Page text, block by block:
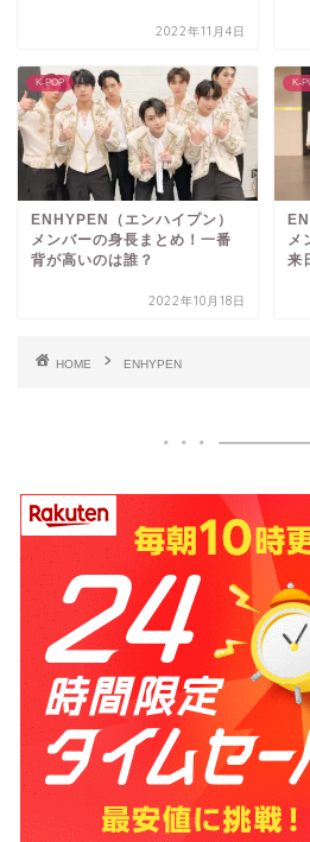
2022年11月4日
K-POP
ENHYPEN（エンハイプン）
メンバーの身長まとめ！一番
背が高いのは誰？
2022年10月18日
K-
メ
来
HOME ENHYPEN